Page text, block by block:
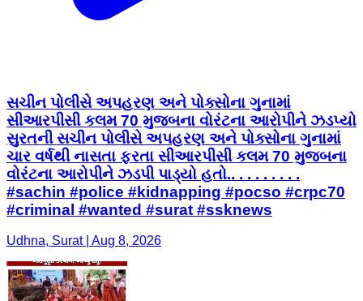
સચીન પોલીસે અપહરણ અને પોક્સોના ગુનામાં
સીઆરપીસી કલમ 70 મુજબના વોરંટના આરોપીને ઝડપ્યો
સુરતની સચીન પોલીસે અપહરણ અને પોક્સોના ગુનામાં
ચાર વર્ષથી નાસતા ફરતા સીઆરપીસી કલમ 70 મુજબના
વોરંટના આરોપીને ઝડપી પાડ્યો હતો.. . . . . . . . .
#sachin #police #kidnapping #pocso #crpc70
#criminal #wanted #surat #ssknews
Udhna, Surat | Aug 8, 2026